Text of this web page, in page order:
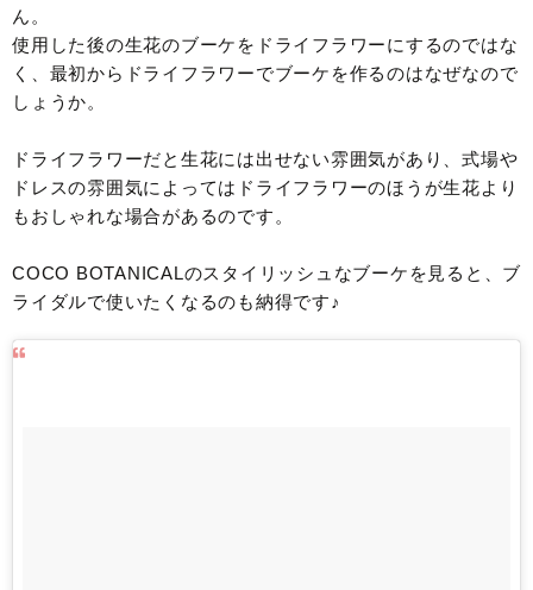
ん。
使用した後の生花のブーケをドライフラワーにするのではな
く、最初からドライフラワーでブーケを作るのはなぜなので
しょうか。
ドライフラワーだと生花には出せない雰囲気があり、式場や
ドレスの雰囲気によってはドライフラワーのほうが生花より
もおしゃれな場合があるのです。
COCO BOTANICALのスタイリッシュなブーケを見ると、ブ
ライダルで使いたくなるのも納得です♪